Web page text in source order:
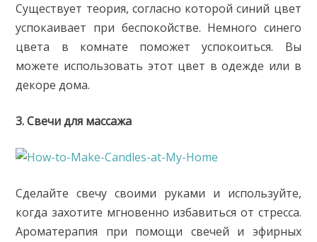
Существует теория, согласно которой синий цвет
успокаивает при беспокойствe. Немного синего
цвета в комнате поможет успокоиться. Вы
можете использовать этот цвет в одежде или в
декоре дома.
3. Свечи для массажа
Сделайте свечу своими руками и используйте,
когда захотите мгновенно избавиться от стресса.
Ароматерапия при помощи свечей и эфирных